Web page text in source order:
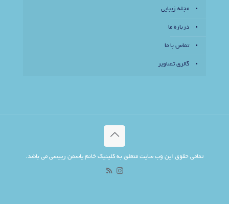
مجله زیبایی
درباره ما
تماس با ما
گالری تصاویر
تمامی حقوق این وب سایت متعلق به کلینیک خانم یاسمن رییسی می باشد.